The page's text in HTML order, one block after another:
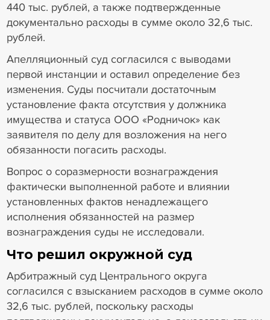
440 тыс. рублей, а также подтвержденные
документально расходы в сумме около 32,6 тыс.
рублей.
Апелляционный суд согласился с выводами
первой инстанции и оставил определение без
изменения. Суды посчитали достаточным
установление факта отсутствия у должника
имущества и статуса ООО «Родничок» как
заявителя по делу для возложения на него
обязанности погасить расходы.
Вопрос о соразмерности вознаграждения
фактически выполненной работе и влиянии
установленных фактов ненадлежащего
исполнения обязанностей на размер
вознаграждения суды не исследовали.
Что решил окружной суд
Арбитражный суд Центрального округа
согласился с взысканием расходов в сумме около
32,6 тыс. рублей, поскольку расходы